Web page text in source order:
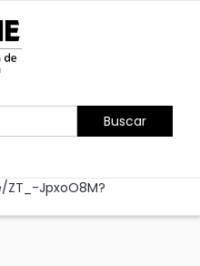
Buscar
JpxoO8M?
en la enseñanza de